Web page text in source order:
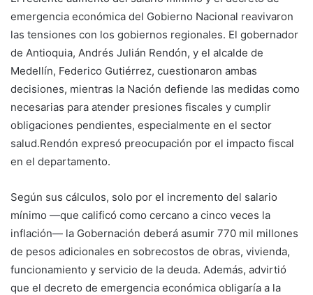
emergencia económica del Gobierno Nacional reavivaron
las tensiones con los gobiernos regionales. El gobernador
de Antioquia, Andrés Julián Rendón, y el alcalde de
Medellín, Federico Gutiérrez, cuestionaron ambas
decisiones, mientras la Nación defiende las medidas como
necesarias para atender presiones fiscales y cumplir
obligaciones pendientes, especialmente en el sector
salud.Rendón expresó preocupación por el impacto fiscal
en el departamento.
Según sus cálculos, solo por el incremento del salario
mínimo —que calificó como cercano a cinco veces la
inflación— la Gobernación deberá asumir 770 mil millones
de pesos adicionales en sobrecostos de obras, vivienda,
funcionamiento y servicio de la deuda. Además, advirtió
que el decreto de emergencia económica obligaría a la